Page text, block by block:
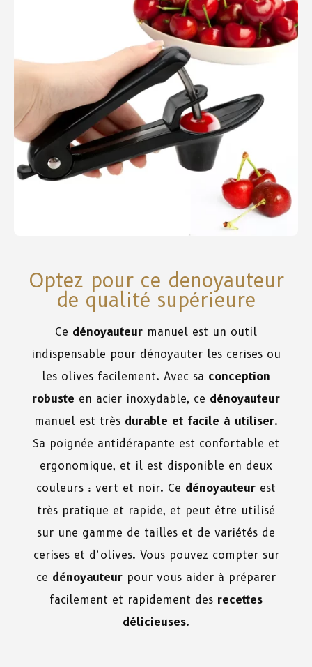
Optez pour ce denoyauteur
de qualité supérieure
Ce dénoyauteur manuel est un outil
indispensable pour dénoyauter les cerises ou
les olives facilement. Avec sa conception
robuste en acier inoxydable, ce dénoyauteur
manuel est très durable et facile à utiliser.
Sa poignée antidérapante est confortable et
ergonomique, et il est disponible en deux
couleurs : vert et noir. Ce dénoyauteur est
très pratique et rapide, et peut être utilisé
sur une gamme de tailles et de variétés de
cerises et d’olives. Vous pouvez compter sur
ce dénoyauteur pour vous aider à préparer
facilement et rapidement des recettes
délicieuses.